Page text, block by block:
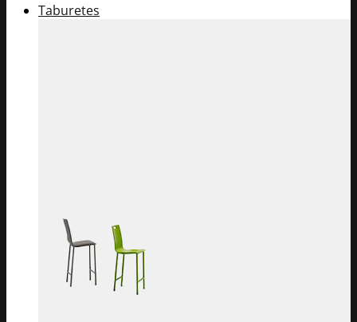
Taburetes